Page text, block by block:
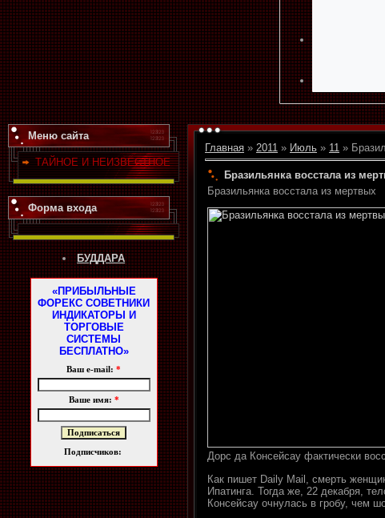
Меню сайта
ТАЙНОЕ И НЕИЗВЕСТНОЕ
Форма входа
БУДДАРА
«ПРИБЫЛЬНЫЕ
ФОРЕКС СОВЕТНИКИ
ИНДИКАТОРЫ И
ТОРГОВЫЕ
СИСТЕМЫ
БЕСПЛАТНО»
Ваш e-mail: *
Ваше имя: *
Подписчиков:
Главная » 2011 » Июль » 11 »
Бразильянка восстала из
Бразильянка восстала из мертвых
Дорс да Консейсау фактически
Как пишет Daily Mail, смерть
Ипатинга. Тогда же, 22 декабря,
Консейсау очнулась в гробу, чем